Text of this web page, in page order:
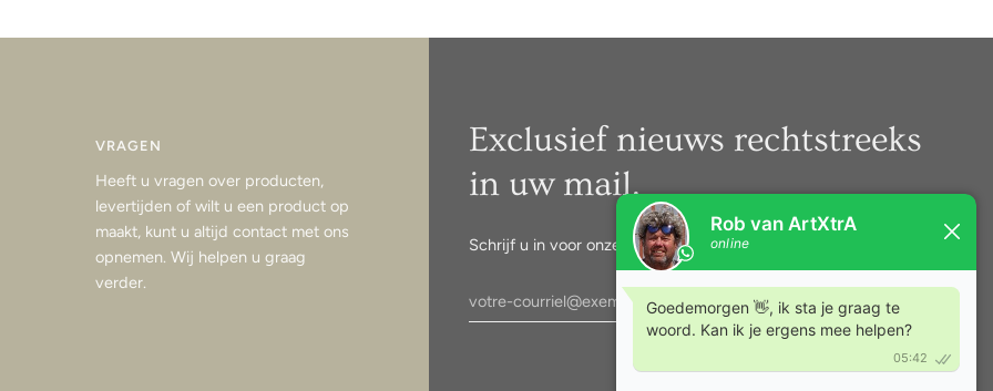
Exclusief nieuws rechtstreeks
in uw mail.
Schrijf u in voor onze nieuwsbrief.
VRAGEN
Heeft u vragen over producten,
levertijden of wilt u een product op
maakt, kunt u altijd contact met ons
opnemen. Wij helpen u graag
verder.